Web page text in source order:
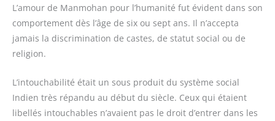
L’amour de Manmohan pour l’humanité fut évident dans son
comportement dès l’âge de six ou sept ans. Il n’accepta
jamais la discrimination de castes, de statut social ou de
religion.
L’intouchabilité était un sous produit du système social
Indien très répandu au début du siècle. Ceux qui étaient
libellés intouchables n’avaient pas le droit d’entrer dans les